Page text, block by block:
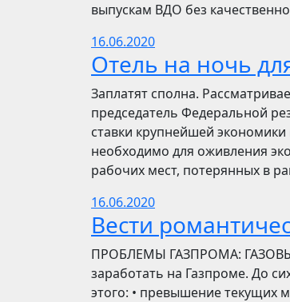
выпускам ВДО без
16.06.2020
Отель на ночь
Заплатят сполна.
председатель Федеральной
ставки крупнейшей
необходимо для оживления
рабочих мест, потерянных в
16.06.2020
Вести
ПРОБЛЕМЫ ГАЗПРОМА:
заработать на Газпроме. До
этого: • превышение текущих